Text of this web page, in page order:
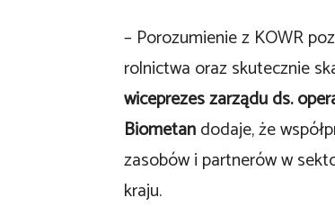
– Porozumienie z KOWR
rolnictwa oraz skutecznie
wiceprezes zarządu ds.
Biometandodaje, że
zasobów i partnerów w
kraju.